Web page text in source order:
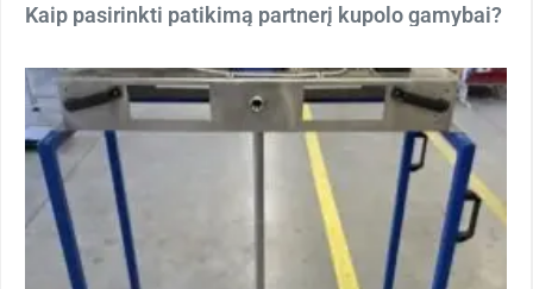
Kaip pasirinkti patikimą partnerį kupolo gamybai?